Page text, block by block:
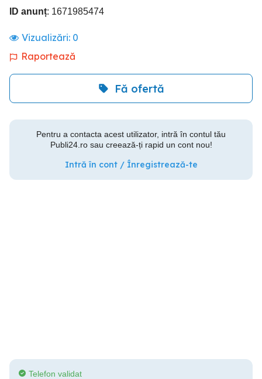
ID anunț: 1671985474
Vizualizări: 0
Raportează
Fă ofertă
Pentru a contacta acest utilizator, intră în contul tău
Publi24.ro sau creează-ți rapid un cont nou!
Intră în cont / Înregistrează-te
Telefon validat